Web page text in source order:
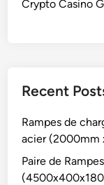
Crypto Casino
Recent
Rampes de
acier (2000mm
Paire de